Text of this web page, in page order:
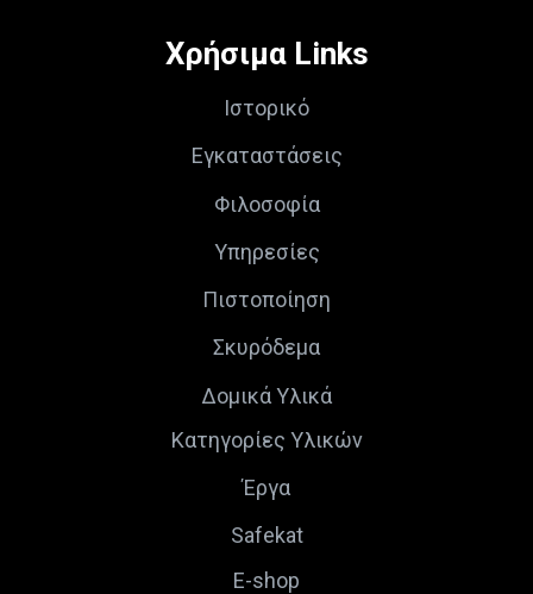
Χρήσιμα Links
Ιστορικό
Εγκαταστάσεις
Φιλοσοφία
Υπηρεσίες
Πιστοποίηση
Σκυρόδεμα
Δομικά Υλικά
Κατηγορίες Υλικών
Έργα
Safekat
E-shop